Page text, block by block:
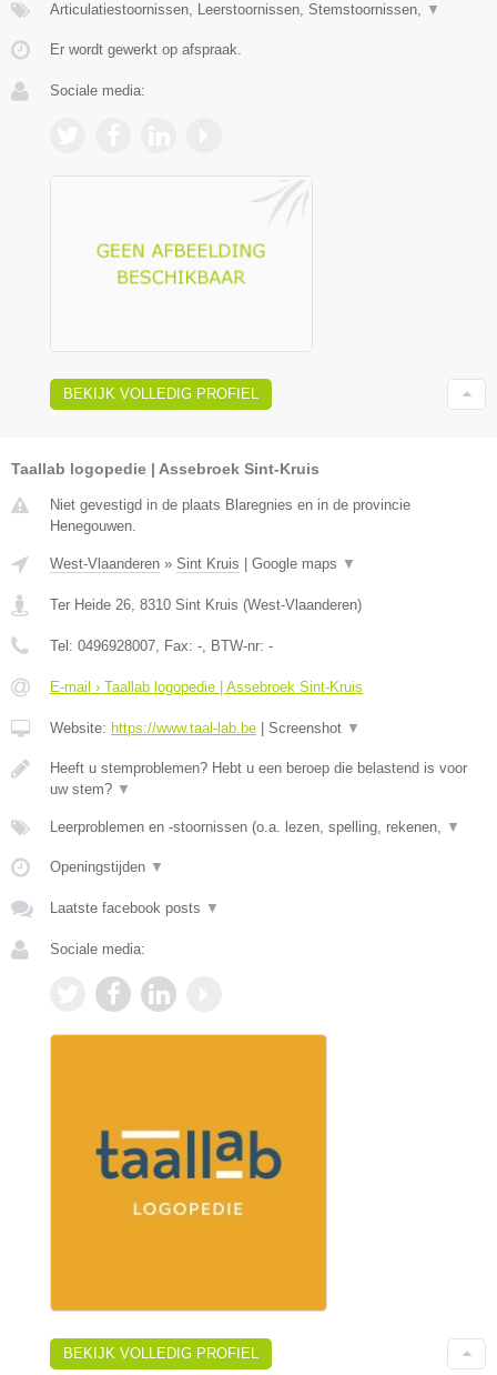
Articulatiestoornissen, Leerstoornissen, Stemstoornissen, ▼
Er wordt gewerkt op afspraak.
Sociale media:
BEKIJK VOLLEDIG PROFIEL
Taallab logopedie | Assebroek Sint-Kruis
Niet gevestigd in de plaats Blaregnies en in de provincie
Henegouwen.
West-Vlaanderen » Sint Kruis | Google maps ▼
Ter Heide 26 8310 Sint Kruis (West-Vlaanderen)
Tel: 0496928007 , Fax: - , BTW-nr: -
E-mail › Taallab logopedie | Assebroek Sint-Kruis
Website: https://www.taal-lab.be | Screenshot ▼
Heeft u stemproblemen? Hebt u een beroep die belastend is voor
uw stem? ▼
Leerproblemen en -stoornissen (o.a. lezen, spelling, rekenen, ▼
Openingstijden ▼
Laatste facebook posts ▼
Sociale media:
BEKIJK VOLLEDIG PROFIEL